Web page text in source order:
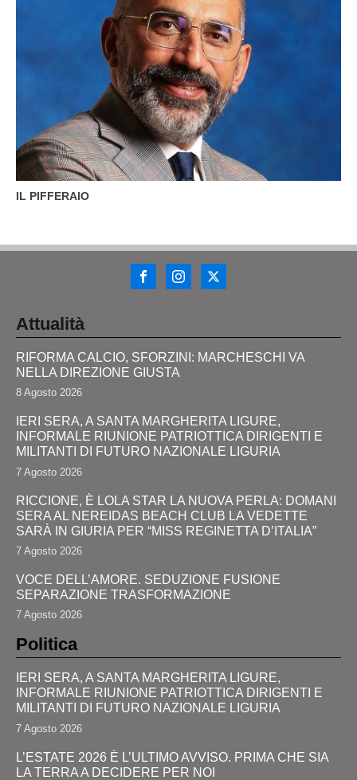
IL PIFFERAIO
Attualità
RIFORMA CALCIO, SFORZINI: MARCHESCHI VA
NELLA DIREZIONE GIUSTA
8 Agosto 2026
IERI SERA, A SANTA MARGHERITA LIGURE,
INFORMALE RIUNIONE PATRIOTTICA DIRIGENTI E
MILITANTI DI FUTURO NAZIONALE LIGURIA
7 Agosto 2026
RICCIONE, È LOLA STAR LA NUOVA PERLA: DOMANI
SERA AL NEREIDAS BEACH CLUB LA VEDETTE
SARÀ IN GIURIA PER “MISS REGINETTA D’ITALIA”
7 Agosto 2026
VOCE DELL’AMORE. SEDUZIONE FUSIONE
SEPARAZIONE TRASFORMAZIONE
7 Agosto 2026
Politica
IERI SERA, A SANTA MARGHERITA LIGURE,
INFORMALE RIUNIONE PATRIOTTICA DIRIGENTI E
MILITANTI DI FUTURO NAZIONALE LIGURIA
7 Agosto 2026
L’ESTATE 2026 È L’ULTIMO AVVISO. PRIMA CHE SIA
LA TERRA A DECIDERE PER NOI